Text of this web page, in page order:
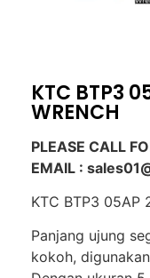
KTC BTP3
WRENCH
PLEASE CALL
EMAIL :
KTC BTP3 05AP
Panjang ujung
kokoh,